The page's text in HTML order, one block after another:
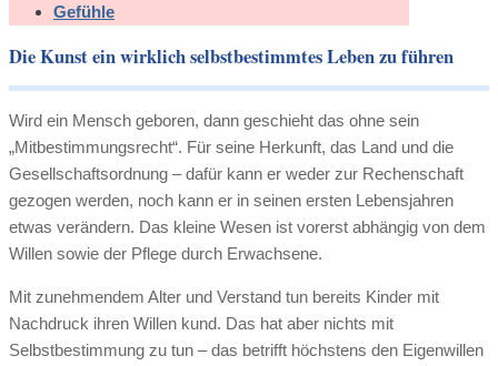
Gefühle
Die Kunst ein wirklich selbstbestimmtes Leben zu führen
Wird ein Mensch geboren, dann geschieht das ohne sein
„Mitbestimmungsrecht“. Für seine Herkunft, das Land und die
Gesellschaftsordnung – dafür kann er weder zur Rechenschaft
gezogen werden, noch kann er in seinen ersten Lebensjahren
etwas verändern. Das kleine Wesen ist vorerst abhängig von dem
Willen sowie der Pflege durch Erwachsene.
Mit zunehmendem Alter und Verstand tun bereits Kinder mit
Nachdruck ihren Willen kund. Das hat aber nichts mit
Selbstbestimmung zu tun – das betrifft höchstens den Eigenwillen